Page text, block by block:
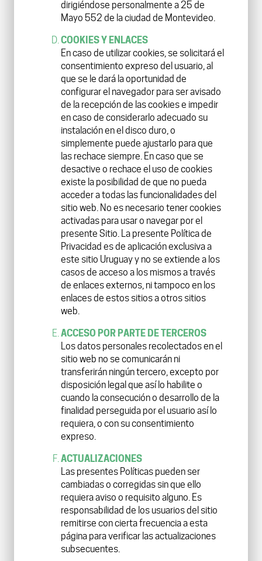
dirigiéndose personalmente a 25 de
Mayo 552 de la ciudad de Montevideo.
COOKIES Y ENLACES
En caso de utilizar cookies, se solicitará el
consentimiento expreso del usuario, al
que se le dará la oportunidad de
configurar el navegador para ser avisado
de la recepción de las cookies e impedir
en caso de considerarlo adecuado su
instalación en el disco duro, o
simplemente puede ajustarlo para que
las rechace siempre. En caso que se
desactive o rechace el uso de cookies
existe la posibilidad de que no pueda
acceder a todas las funcionalidades del
sitio web. No es necesario tener cookies
activadas para usar o navegar por el
presente Sitio. La presente Política de
Privacidad es de aplicación exclusiva a
este sitio Uruguay y no se extiende a los
casos de acceso a los mismos a través
de enlaces externos, ni tampoco en los
enlaces de estos sitios a otros sitios
web.
ACCESO POR PARTE DE TERCEROS
Los datos personales recolectados en el
sitio web no se comunicarán ni
transferirán ningún tercero, excepto por
disposición legal que así lo habilite o
cuando la consecución o desarrollo de la
finalidad perseguida por el usuario así lo
requiera, o con su consentimiento
expreso.
ACTUALIZACIONES
Las presentes Políticas pueden ser
cambiadas o corregidas sin que ello
requiera aviso o requisito alguno. Es
responsabilidad de los usuarios del sitio
remitirse con cierta frecuencia a esta
página para verificar las actualizaciones
subsecuentes.